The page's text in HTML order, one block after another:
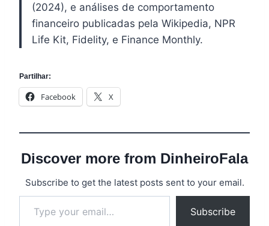
(2024), e análises de comportamento
financeiro publicadas pela Wikipedia, NPR
Life Kit, Fidelity, e Finance Monthly.
Partilhar:
Facebook X
Discover more from DinheiroFala
Subscribe to get the latest posts sent to your email.
Type your email…
Subscribe